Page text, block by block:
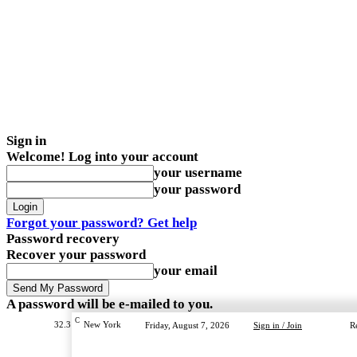
Sign in
Welcome! Log into your account
your username
your password
Forgot your password? Get help
Password recovery
Recover your password
your email
A password will be e-mailed to you.
32.3 C New York Friday, August 7, 2026 Sign in / Join